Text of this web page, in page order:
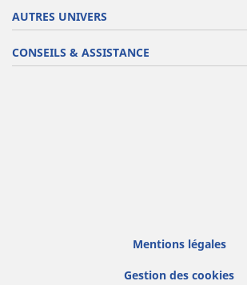
AUTRES UNIVERS
CONSEILS & ASSISTANCE
Mentions légales
Gestion des cookies